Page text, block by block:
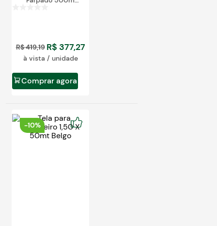
R$419,19 R$ 377,27
à vista / unidade
Comprar agora
-10%